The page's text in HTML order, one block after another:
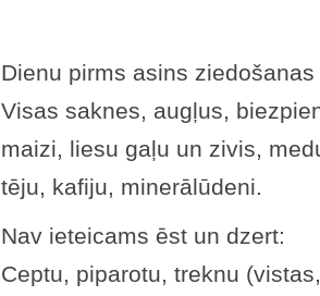
Dienu pirms asins
Visas saknes, augļus,
maizi, liesu gaļu un zivis,
tēju, kafiju, minerālūdeni.
Nav ieteicams ēst un dzert:
Ceptu, piparotu, treknu